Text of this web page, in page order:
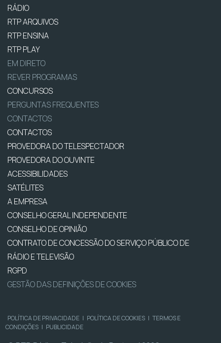
RÁDIO
RTP ARQUIVOS
RTP ENSINA
RTP PLAY
EM DIRETO
REVER PROGRAMAS
CONCURSOS
PERGUNTAS FREQUENTES
CONTACTOS
CONTACTOS
PROVEDORA DO TELESPECTADOR
PROVEDORA DO OUVINTE
ACESSIBILIDADES
SATÉLITES
A EMPRESA
CONSELHO GERAL INDEPENDENTE
CONSELHO DE OPINIÃO
CONTRATO DE CONCESSÃO DO SERVIÇO PÚBLICO DE
RÁDIO E TELEVISÃO
RGPD
GESTÃO DAS DEFINIÇÕES DE COOKIES
POLÍTICA DE PRIVACIDADE | POLÍTICA DE COOKIES | TERMOS E
CONDIÇÕES | PUBLICIDADE